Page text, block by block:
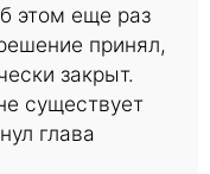
этом еще раз
принял,
закрыт.
существует
глава